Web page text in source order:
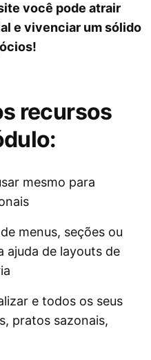
você pode atrair
e vivenciar um sólido
recursos
mesmo para
menus, seções ou
ajuda de layouts de
e todos os seus
pratos sazonais,